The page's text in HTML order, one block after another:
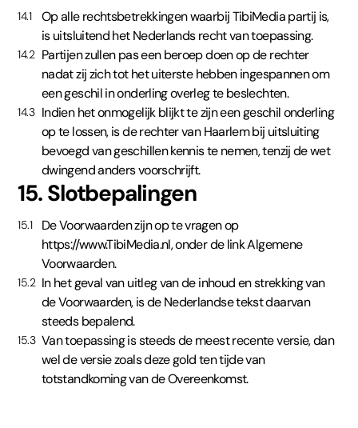
14.1
Op alle rechtsbetrekkingen waarbij TibiMedia partij is,
is uitsluitend het Nederlands recht van toepassing.
14.2 Partijen zullen pas een beroep doen op de rechter
nadat zij zich tot het uiterste hebben ingespannen om
een geschil in onderling overleg te beslechten.
14.3 Indien het onmogelijk blijkt te zijn een geschil onderling
op te lossen, is de rechter van Haarlem bij uitsluiting
bevoegd van geschillen kennis te nemen, tenzij de wet
dwingend anders voorschrijft.
15. Slotbepalingen
15.1
De Voorwaarden zijn op te vragen op
https://www.TibiMedia.nl, onder de link Algemene
Voorwaarden.
15.2 In het geval van uitleg van de inhoud en strekking van
de Voorwaarden, is de Nederlandse tekst daarvan
steeds bepalend.
15.3 Van toepassing is steeds de meest recente versie, dan
wel de versie zoals deze gold ten tijde van
totstandkoming van de Overeenkomst.